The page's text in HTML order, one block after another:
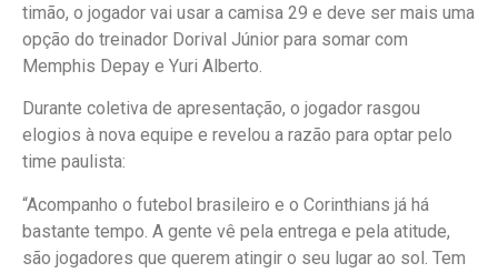
timão, o jogador vai usar a camisa 29 e deve ser mais uma
opção do treinador Dorival Júnior para somar com
Memphis Depay e Yuri Alberto.
Durante coletiva de apresentação, o jogador rasgou
elogios à nova equipe e revelou a razão para optar pelo
time paulista:
“Acompanho o futebol brasileiro e o Corinthians já há
bastante tempo. A gente vê pela entrega e pela atitude,
são jogadores que querem atingir o seu lugar ao sol. Tem